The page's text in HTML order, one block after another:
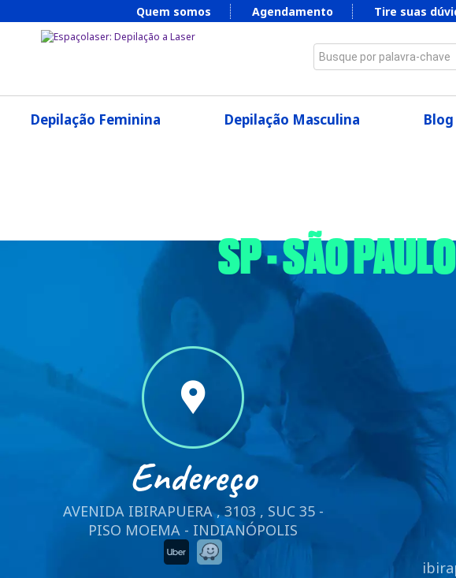
Quem somos Agendamento Tire suas
Busque por palavra-chave
Depilação Feminina Depilação Masculina Blog
SP - SÃO
Endereço
AVENIDA IBIRAPUERA , 3103 , SUC 35 -
PISO MOEMA - INDIANÓPOLIS